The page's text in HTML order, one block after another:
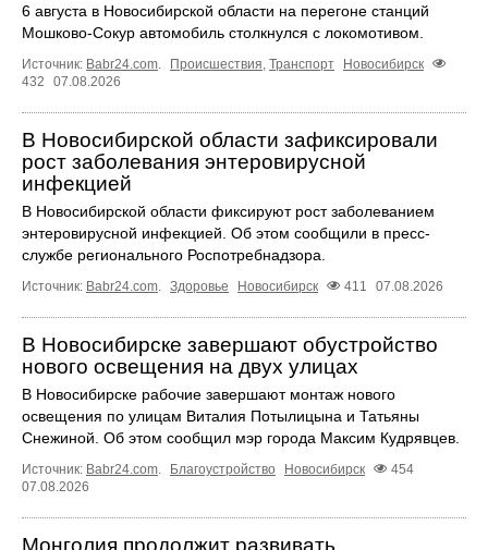
6 августа в Новосибирской области на перегоне станций
Мошково-Сокур автомобиль столкнулся с локомотивом.
Источник: Babr24.com. Происшествия, Транспорт
Новосибирск
432
07.08.2026
В Новосибирской области зафиксировали
рост заболевания энтеровирусной
инфекцией
В Новосибирской области фиксируют рост заболеванием
энтеровирусной инфекцией. Об этом сообщили в пресс-
службе регионального Роспотребнадзора.
Источник: Babr24.com. Здоровье Новосибирск 411 07.08.2026
В Новосибирске завершают обустройство
нового освещения на двух улицах
В Новосибирске рабочие завершают монтаж нового
освещения по улицам Виталия Потылицына и Татьяны
Снежиной. Об этом сообщил мэр города Максим Кудрявцев.
Источник: Babr24.com. Благоустройство Новосибирск
454
07.08.2026
Монголия продолжит развивать